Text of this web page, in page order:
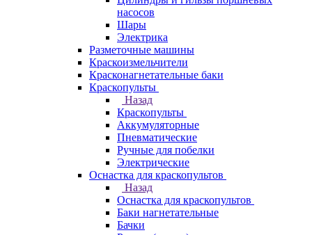
насосов
Шары
Электрика
Разметочные машины
Краскоизмельчители
Красконагнетательные баки
Краскопульты
Назад
Краскопульты
Аккумуляторные
Пневматические
Ручные для побелки
Электрические
Оснастка для краскопультов
Назад
Оснастка для краскопультов
Баки нагнетательные
Бачки